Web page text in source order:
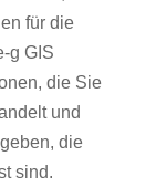
für die
g GIS
die Sie
und
die
sind.